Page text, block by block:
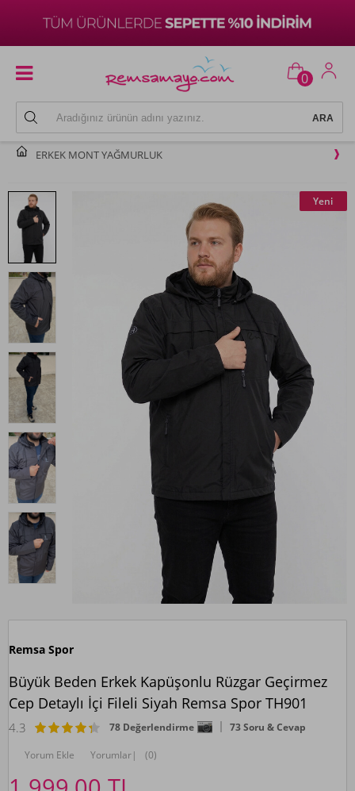
0
ERKEK MONT YAĞMURLUK
Yeni
Remsa Spor
Büyük Beden Erkek Kapüşonlu Rüzgar Geçirmez
Cep Detaylı İçi Fileli Siyah Remsa Spor TH901
4.3 78 Değerlendirme 73 Soru & Cevap
Yorum Ekle Yorumlar| (0)